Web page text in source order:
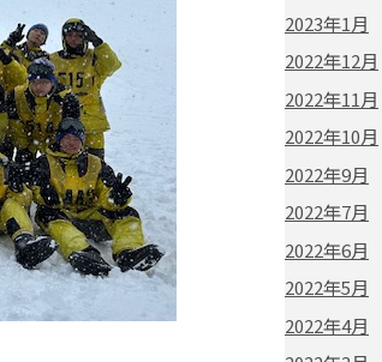
2023年1月
2022年12月
2022年11月
2022年10月
2022年9月
2022年7月
2022年6月
2022年5月
2022年4月